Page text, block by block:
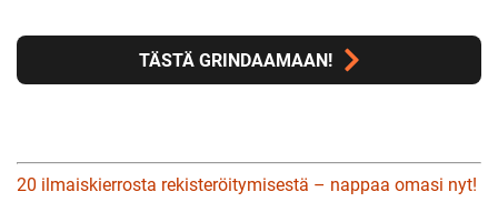
TÄSTÄ GRINDAAMAAN!
20 ilmaiskierrosta rekisteröitymisestä – nappaa omasi nyt!